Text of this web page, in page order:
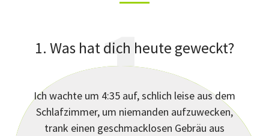
1
1. Was hat dich heute geweckt?
Ich wachte um 4:35 auf, schlich leise aus dem
Schlafzimmer, um niemanden aufzuwecken,
trank einen geschmacklosen Gebräu aus